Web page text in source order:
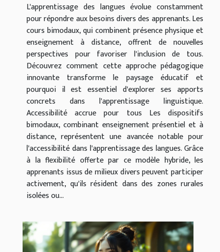
L'apprentissage des langues évolue constamment
pour répondre aux besoins divers des apprenants. Les
cours bimodaux, qui combinent présence physique et
enseignement à distance, offrent de nouvelles
perspectives pour favoriser l'inclusion de tous.
Découvrez comment cette approche pédagogique
innovante transforme le paysage éducatif et
pourquoi il est essentiel d'explorer ses apports
concrets dans l'apprentissage linguistique.
Accessibilité accrue pour tous Les dispositifs
bimodaux, combinant enseignement présentiel et à
distance, représentent une avancée notable pour
l'accessibilité dans l'apprentissage des langues. Grâce
à la flexibilité offerte par ce modèle hybride, les
apprenants issus de milieux divers peuvent participer
activement, qu'ils résident dans des zones rurales
isolées ou...